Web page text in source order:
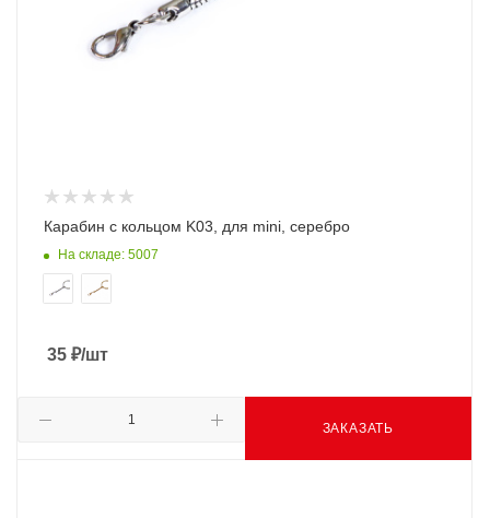
Карабин с кольцом K03, для mini, серебро
На складе: 5007
35 ₽/шт
ЗАКАЗАТЬ